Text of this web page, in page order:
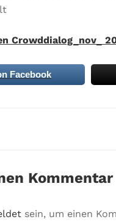
Crowddialog_nov_
Facebook
Kommentar
sein, um einen